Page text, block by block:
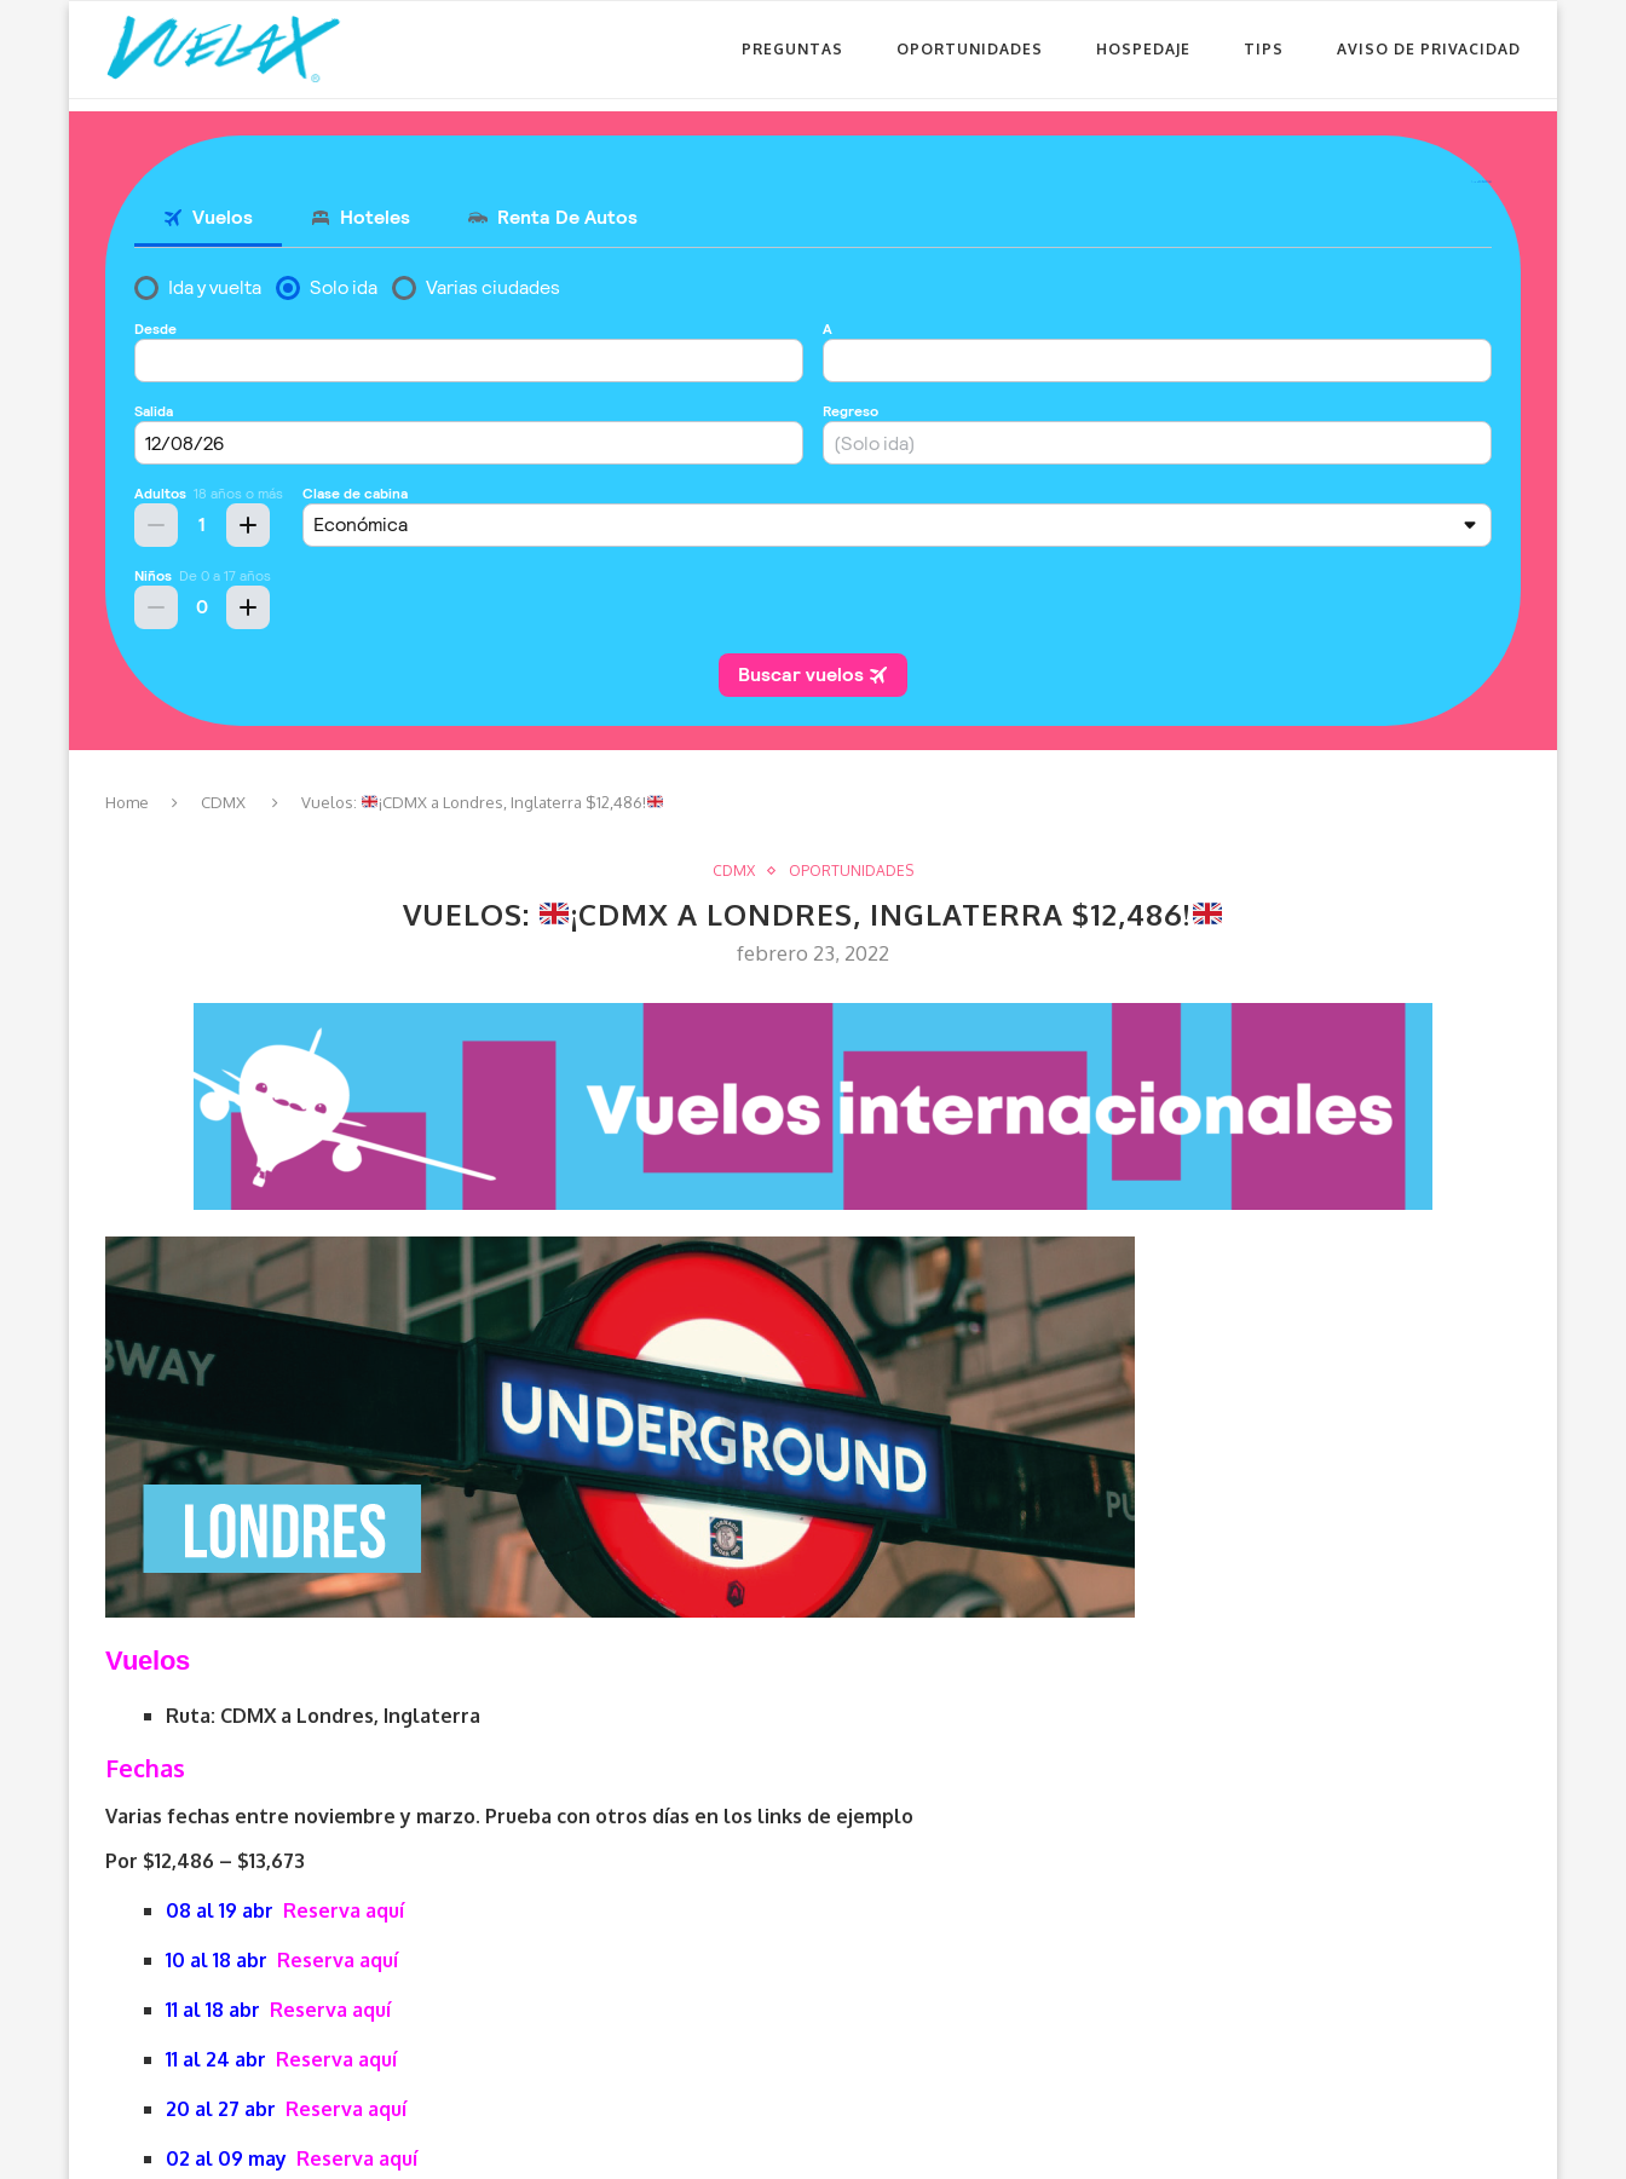
PREGUNTAS OPORTUNIDADES HOSPEDAJE TIPS AVISO DE PRIVACIDAD
Home CDMX Vuelos: ¡CDMX a Londres, Inglaterra $12,486!
CDMX OPORTUNIDADES
VUELOS: ¡CDMX A LONDRES, INGLATERRA $12,486!
febrero 23, 2022
Vuelos
Ruta: CDMX a Londres, Inglaterra
Fechas
Varias fechas entre noviembre y marzo. Prueba con otros días en los links de ejemplo
Por $12,486 – $13,673
08 al 19 abr Reserva aquí
10 al 18 abr Reserva aquí
11 al 18 abr Reserva aquí
11 al 24 abr Reserva aquí
20 al 27 abr Reserva aquí
02 al 09 may Reserva aquí